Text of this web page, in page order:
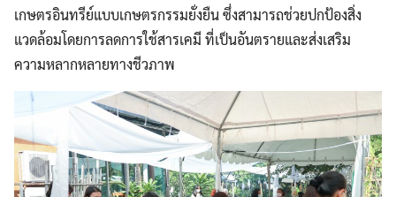
เกษตรอินทรีย์แบบเกษตรกรรมยั่งยืน ซึ่งสามารถช่วยปกป้องสิ่ง
แวดล้อมโดยการลดการใช้สารเคมี ที่เป็นอันตรายและส่งเสริม
ความหลากหลายทางชีวภาพ